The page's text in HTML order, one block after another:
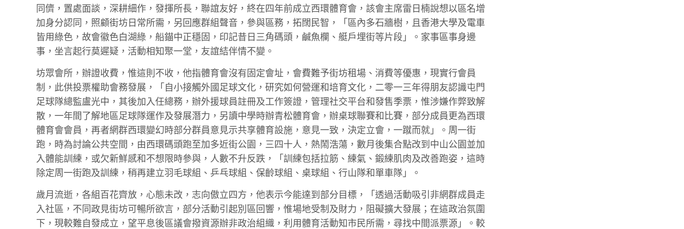
同儕，置處面談，深耕細作，發揮所長，聯誼友好，終在四年前成立西環體育會，該會主席雷日楠說想以區名增
加身分認同，照顧街坊日常所需，另回應群組聲音，參與區務，拓闊民智，「區內多石牆樹，且香港大學及電車
皆用綠色，故會徽色白湖綠，船錨中正穩固，印記昔日三角碼頭，鹹魚欄、艇戶埋街等片段」。家事區事身邊
事，坐言起行莫遲疑，活動相知聚一堂，友誼結伴情不變。
坊眾會所，辦證收費，惟這則不收，他指體育會沒有固定會址，會費難予街坊租場、消費等優惠，現實行會員
制，此供投票權助會務發展，「自小接觸外國足球文化，研究如何營運和培育文化，二零一三年得朋友認識屯門
足球隊總監盧光中，其後加入任總務，辦外援球員註冊及工作簽證，管理社交平台和發售季票，惟涉嫌作弊致解
散，一年間了解地區足球隊運作及發展潛力，另讀中學時辦青松體育會，辦桌球聯賽和比賽，部分成員更為西環
體育會會員，再者網群西環變幻時部分群員意見示共享體育設施，意見一致，決定立會，一蹴而就」。周一街
跑，時為討論公共空間，由西環碼頭跑至加多近街公園，三四十人，熱鬧浩蕩，數月後集合點改到中山公園並加
入體能訓練，或欠新鮮感和不想限時參與，人數不升反跌，「訓練包括拉筋、練氣、鍛練肌肉及改善跑姿，這時
除定周一街跑及訓練，稍再建立羽毛球組、乒乓球組、保齡球組、桌球組、行山隊和單車隊」。
歲月流逝，各組百花齊放，心態未改，志向傲立四方，他表示今能達到部分目標，「透過活動吸引非網群成員走
入社區，不同政見街坊可暢所欲言，部分活動引起別區回響，惟場地受制及財力，阻礙擴大發展；在這政治氛圍
下，現較難自發成立，望平息後區議會撥資源辦非政治組織，利用體育活動知市民所需，尋找中間派票源」。較